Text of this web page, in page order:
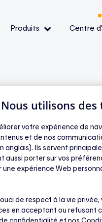
Produits Centre
Conditions et
si
me
?
utilisons des
votre expérience de
et de nos
anglais). Ils servent
aussi porter sur vos
une expérience Web
de respect à la vie
en acceptant ou refusant
confidentialité et nos